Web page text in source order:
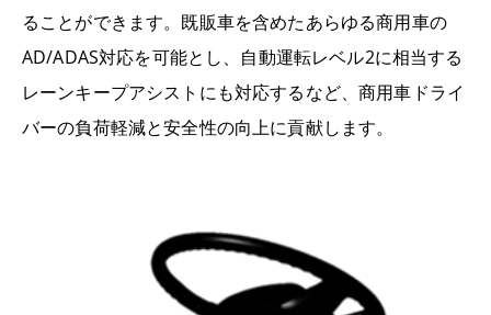
ることができます。既販車を含めたあらゆる商用車の
AD/ADAS対応を可能とし、自動運転レベル2に相当する
レーンキープアシストにも対応するなど、商用車ドライ
バーの負荷軽減と安全性の向上に貢献します。